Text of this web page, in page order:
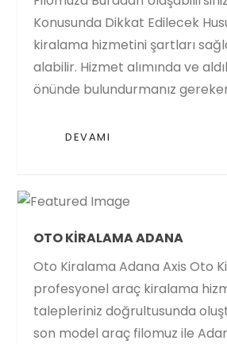
Konusunda Dikkat Edilecek
kiralama hizmetini şartları
alabilir. Hizmet alımında ve
önünde bulundurmanız
DEVAMI
OTO KIRALAMA ADANA
Oto Kiralama Adana Axis Oto
profesyonel araç kiralama
talepleriniz doğrultusunda
son model araç filomuz ile